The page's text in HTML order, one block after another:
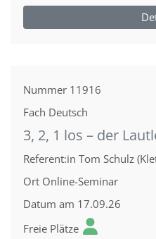
Nummer 11916
Fach Deutsch
3, 2, 1 los – der
Referent:in Tom Schulz
Ort Online-Seminar
Datum am 17.09.26
Freie Plätze